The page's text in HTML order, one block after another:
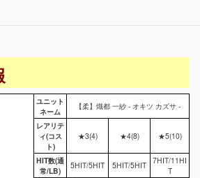
ユニット
ネーム
【柔】熾都 一紗 - オキツ カズサ -
レアリテ
ィ(コス
ト)
★3(4) ★4(8) ★5(10)
HIT数(通
常/LB)
5HIT/5HIT 5HIT/5HIT 7HIT/11HI
T